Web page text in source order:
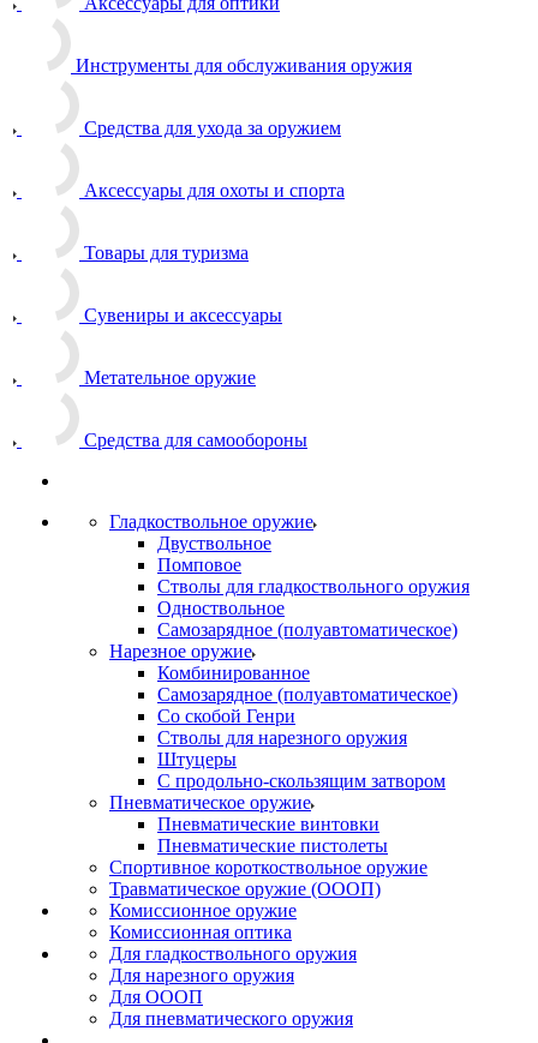
Инструменты для обслуживания оружия
Средства для ухода за оружием
Аксессуары для охоты и спорта
Товары для туризма
Сувениры и аксессуары
Метательное оружие
Средства для самообороны
Гладкоствольное оружие
Двуствольное
Помповое
Стволы для гладкоствольного оружия
Одноствольное
Самозарядное (полуавтоматическое)
Нарезное оружие
Комбинированное
Самозарядное (полуавтоматическое)
Со скобой Генри
Стволы для нарезного оружия
Штуцеры
С продольно-скользящим затвором
Пневматическое оружие
Пневматические винтовки
Пневматические пистолеты
Спортивное короткоствольное оружие
Травматическое оружие (ОООП)
Комиссионное оружие
Комиссионная оптика
Для гладкоствольного оружия
Для нарезного оружия
Для ОООП
Для пневматического оружия